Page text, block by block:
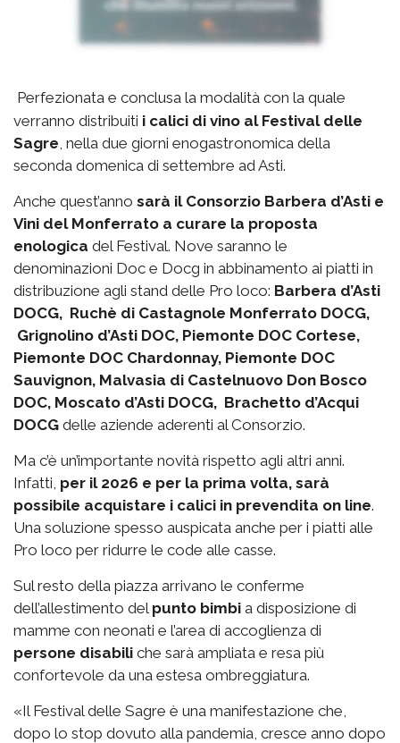
Perfezionata e conclusa la modalità con la quale
verranno distribuiti i calici di vino al Festival delle
Sagre , nella due giorni enogastronomica della
seconda domenica di settembre ad Asti.
Anche quest’anno sarà il Consorzio Barbera d’Asti e
Vini del Monferrato a curare la proposta
enologica del Festival. Nove saranno le
denominazioni Doc e Docg in abbinamento ai piatti in
distribuzione agli stand delle Pro loco: Barbera d’Asti
DOCG, Ruchè di Castagnole Monferrato DOCG,
Grignolino d’Asti DOC, Piemonte DOC Cortese,
Piemonte DOC Chardonnay, Piemonte DOC
Sauvignon, Malvasia di Castelnuovo Don Bosco
DOC, Moscato d’Asti DOCG, Brachetto d’Acqui
DOCG delle aziende aderenti al Consorzio.
Ma c’è un’importante novità rispetto agli altri anni.
Infatti, per il 2026 e per la prima volta, sarà
possibile acquistare i calici in prevendita on line.
Una soluzione spesso auspicata anche per i piatti alle
Pro loco per ridurre le code alle casse.
Sul resto della piazza arrivano le conferme
dell’allestimento del punto bimbi a disposizione di
mamme con neonati e l’area di accoglienza di
persone disabili che sarà ampliata e resa più
confortevole da una estesa ombreggiatura.
«Il Festival delle Sagre è una manifestazione che,
dopo lo stop dovuto alla pandemia, cresce anno dopo